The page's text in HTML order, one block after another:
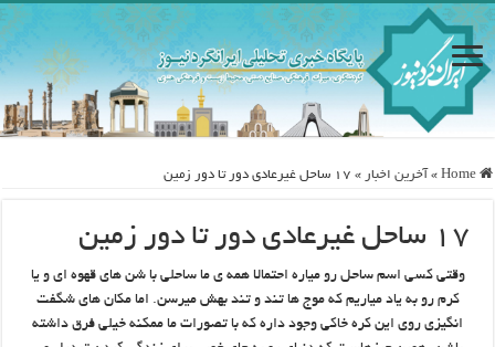
Home
» آخرین اخبار » ۱۷ ساحل غیرعادی دور تا دور زمین
۱۷ ساحل غیرعادی دور تا دور زمین
وقتی کسی اسم ساحل رو میاره احتمالا همه ی ما ساحلی با شن های قهوه ای و یا
کرم رو به یاد میاریم که موج ها تند و تند بهش میرسن. اما مکان های شگفت
انگیزی روی این کره خاکی وجود داره که با تصورات ما ممکنه خیلی فرق داشته